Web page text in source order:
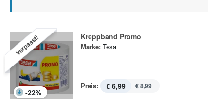
Verpasst!
-22%
Kreppband Promo
Marke: Tesa
Preis: € 6,99 € 8,99